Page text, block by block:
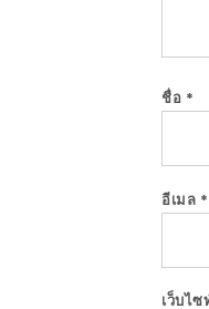
ชื่อ *
อีเมล *
เว็บไซ